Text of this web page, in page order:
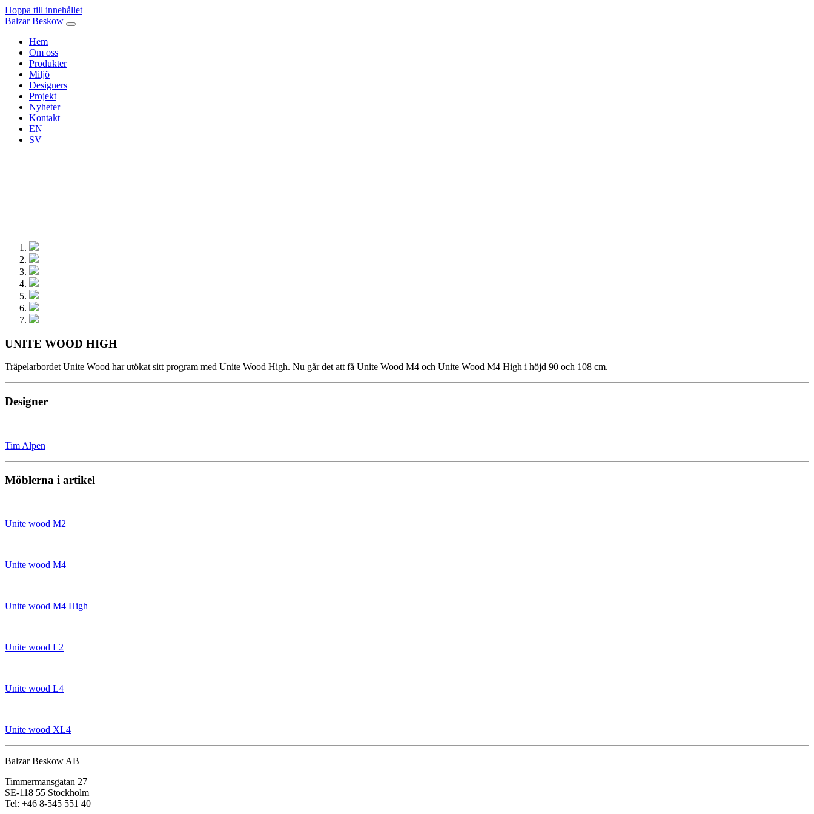
Hoppa till innehållet
Balzar Beskow
Hem
Om oss
Produkter
Miljö
Designers
Projekt
Nyheter
Kontakt
EN
SV
UNITE WOOD HIGH
Träpelarbordet Unite Wood har utökat sitt program med Unite Wood High. Nu går det att få Unite Wood M4 och Unite Wood M4 High i höjd 90 och 108 cm.
Designer
Tim Alpen
Möblerna i artikel
Unite wood M2
Unite wood M4
Unite wood M4 High
Unite wood L2
Unite wood L4
Unite wood XL4
Balzar Beskow AB
Timmermansgatan 27
SE-118 55 Stockholm
Tel: +46 8-545 551 40